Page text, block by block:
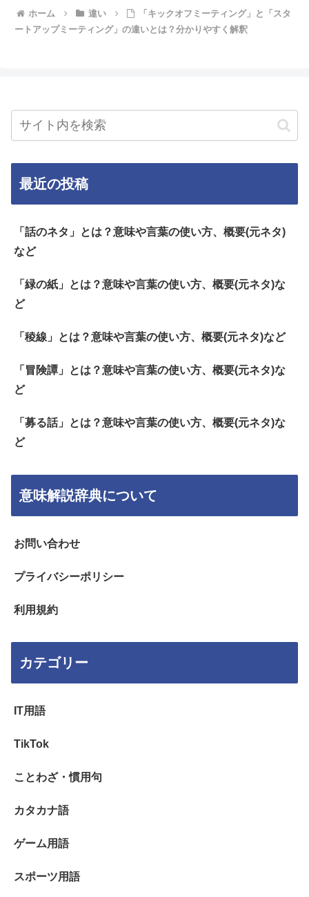
ホーム 違い
「キックオフミーティング」と「スタ
ートアップミーティング」の違いとは？分かりやすく解釈
最近の投稿
「話のネタ」とは？意味や言葉の使い方、概要(元ネタ)
など
「緑の紙」とは？意味や言葉の使い方、概要(元ネタ)な
ど
「稜線」とは？意味や言葉の使い方、概要(元ネタ)など
「冒険譚」とは？意味や言葉の使い方、概要(元ネタ)な
ど
「募る話」とは？意味や言葉の使い方、概要(元ネタ)な
ど
意味解説辞典について
お問い合わせ
プライバシーポリシー
利用規約
カテゴリー
IT用語
TikTok
ことわざ・慣用句
カタカナ語
ゲーム用語
スポーツ用語